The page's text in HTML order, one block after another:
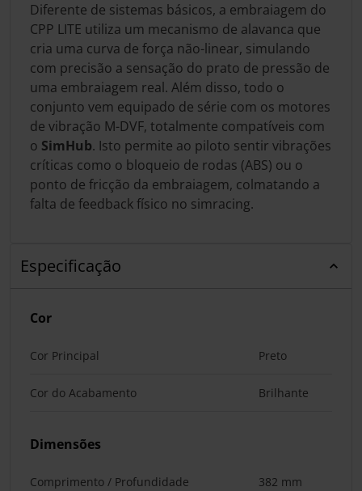
Diferente de sistemas básicos, a embraiagem do
CPP LITE utiliza um mecanismo de alavanca que
cria uma curva de força não-linear, simulando
com precisão a sensação do prato de pressão de
uma embraiagem real. Além disso, todo o
conjunto vem equipado de série com os motores
de vibração M-DVF, totalmente compatíveis com
o SimHub. Isto permite ao piloto sentir vibrações
críticas como o bloqueio de rodas (ABS) ou o
ponto de fricção da embraiagem, colmatando a
falta de feedback físico no simracing.
Especificação
Cor
Cor Principal Preto
Cor do Acabamento Brilhante
Dimensões
Comprimento / Profundidade 382 mm